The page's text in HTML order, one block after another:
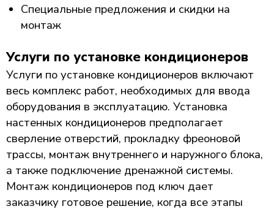
Специальные предложения и скидки на
монтаж
Услуги по установке кондиционеров
Услуги по установке кондиционеров включают
весь комплекс работ, необходимых для ввода
оборудования в эксплуатацию. Установка
настенных кондиционеров предполагает
сверление отверстий, прокладку фреоновой
трассы, монтаж внутреннего и наружного блока,
а также подключение дренажной системы.
Монтаж кондиционеров под ключ дает
заказчику готовое решение, когда все этапы